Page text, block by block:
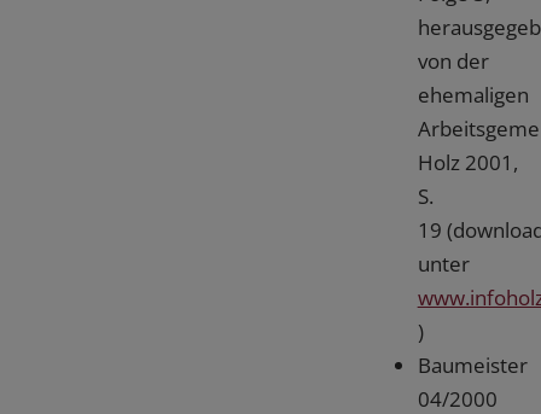
von der
ehemaligen
Holz 2001,
S.
19
unter
)
Baumeister
04/2000